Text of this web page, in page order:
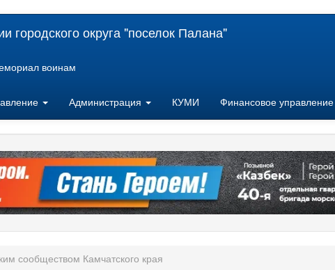
округа "поселок Палана"
воинам
Администрация КУМИ Финансовое управление
сообществом Камчатского края